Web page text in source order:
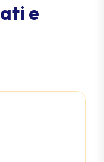
ati e